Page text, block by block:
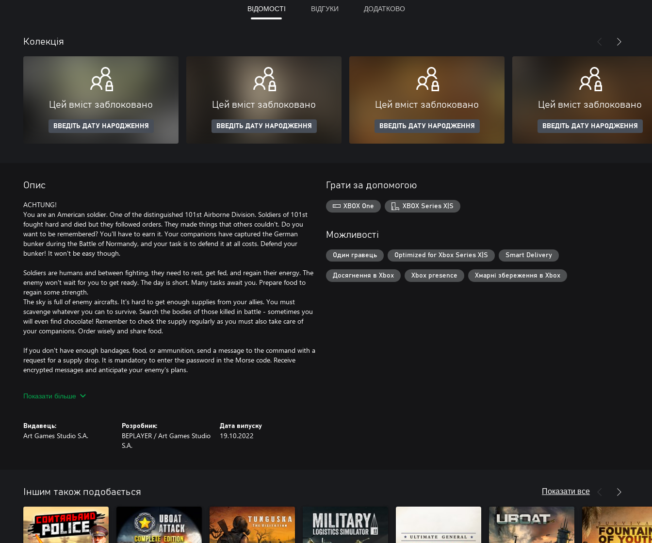
ВІДОМОСТІ ВІДГУКИ ДОДАТКОВО
Колекція
Цей вміст заблоковано
ВВЕДІТЬ ДАТУ НАРОДЖЕННЯ
Цей вміст заблоковано
ВВЕДІТЬ ДАТУ НАРОДЖЕННЯ
Цей вміст заблоковано
ВВЕДІТЬ ДАТУ НАРОДЖЕННЯ
Цей вміст заблоковано
ВВЕДІТЬ ДАТУ НАРОДЖЕННЯ
Опис
ACHTUNG!
You are an American soldier. One of the distinguished 101st Airborne Division. Soldiers of 101st
fought hard and died but they followed orders. They made things that others couldn't. Do you
want to be remembered? You'll have to earn it. Your companions have captured the German
bunker during the Battle of Normandy, and your task is to defend it at all costs. Defend your
bunker! It won't be easy though.
Soldiers are humans and between fighting, they need to rest, get fed, and regain their energy. The
enemy won't wait for you to get ready. The day is short. Many tasks await you. Prepare food to
regain some strength.
The sky is full of enemy aircrafts. It's hard to get enough supplies from your allies. You must
scavenge whatever you can to survive. Search the bodies of those killed in battle - sometimes you
will even find chocolate! Remember to check the supply regularly as you must also take care of
your companions. Order wisely and share food.
If you don't have enough bandages, food, or ammunition, send a message to the command with a
request for a supply drop. It is mandatory to enter the password in the Morse code. Receive
encrypted messages and anticipate your enemy's plans.
anti-aircraft gun, and anti-tank cannon.
nothing?
Показати більше
Видавець:
Art Games Studio S.A.
Розробник:
BEPLAYER / Art Games Studio
S.A.
Дата випуску
19.10.2022
Грати за допомогою
XBOX One XBOX Series X|S
Можливості
Один гравець Optimized for Xbox Series X|S Smart Delivery
Досягнення в Xbox Xbox presence Хмарні збереження в Xbox
Іншим також подобається Показати все